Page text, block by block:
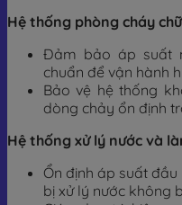
Hệ thống phòng cháy
Đảm bảo áp suất
chuẩn để vận hành
Bảo vệ hệ thống
dòng chảy ổn định
Hệ thống xử lý nước và
Ổn định áp suất
bị xử lý nước không